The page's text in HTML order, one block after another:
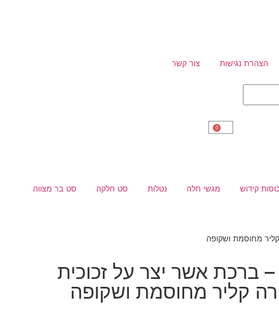
הצהרת נגישות צור קשר
0
קידוש מגשי חלה נטלות סט חלקה סט בר מצווה
2831 – ברכת אשר יצר על זכוכית
קליר מחוסמת ושקופה